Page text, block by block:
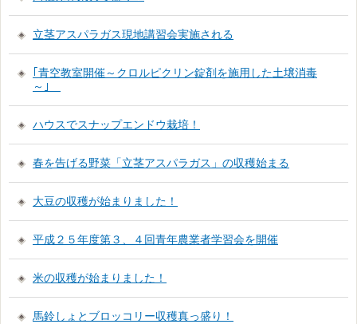
立茎アスパラガス現地講習会実施される
｢青空教室開催～クロルピクリン錠剤を施用した土壌消毒
～｣
ハウスでスナップエンドウ栽培！
春を告げる野菜「立茎アスパラガス」の収穫始まる
大豆の収穫が始まりました！
平成２５年度第３、４回青年農業者学習会を開催
米の収穫が始まりました！
馬鈴しょとブロッコリー収穫真っ盛り！